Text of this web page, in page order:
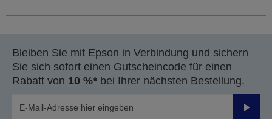
Bleiben Sie mit Epson in Verbindung und sichern
Sie sich sofort einen Gutscheincode für einen
Rabatt von 10 %* bei Ihrer nächsten Bestellung.